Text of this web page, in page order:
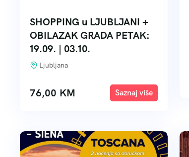
SHOPPING u LJUBLJANI +
OBILAZAK GRADA PETAK:
19.09. | 03.10.
Ljubljana
76,00 KM Explore